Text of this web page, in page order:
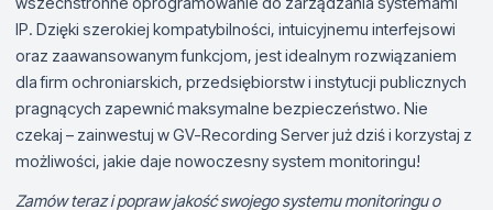
IP. Dzięki szerokiej kompatybilności, intuicyjnemu interfejsowi
oraz zaawansowanym funkcjom, jest idealnym rozwiązaniem
dla firm ochroniarskich, przedsiębiorstw i instytucji publicznych
pragnących zapewnić maksymalne bezpieczeństwo. Nie
czekaj – zainwestuj w GV-Recording Server już dziś i korzystaj z
możliwości, jakie daje nowoczesny system monitoringu!
Zamów teraz i popraw jakość swojego systemu monitoringu o